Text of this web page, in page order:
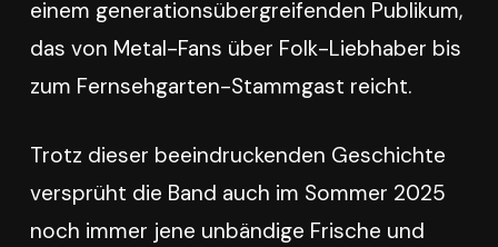
einem generationsübergreifenden Publikum,
das von Metal-Fans über Folk-Liebhaber bis
zum Fernsehgarten-Stammgast reicht.
Trotz dieser beeindruckenden Geschichte
versprüht die Band auch im Sommer 2025
noch immer jene unbändige Frische und